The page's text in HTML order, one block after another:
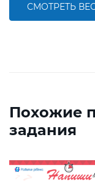
СМОТРЕТЬ
Похожие
задания